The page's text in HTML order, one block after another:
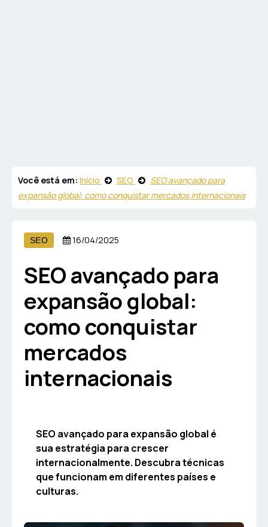
Você está em: Início SEO
SEO avançado para
expansão global: como conquistar mercados internacionais
SEO 16/04/2025
SEO avançado para
expansão global:
como conquistar
mercados
internacionais
SEO avançado para expansão global é
sua estratégia para crescer
internacionalmente. Descubra técnicas
que funcionam em diferentes países e
culturas.